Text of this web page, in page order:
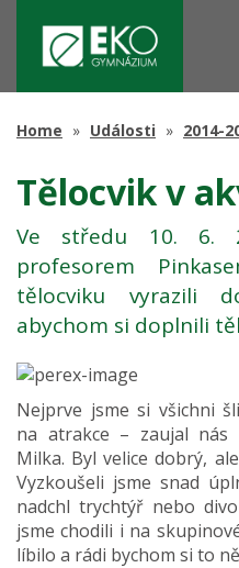
Home Události 2014-
Tělocvik v
Ve středu 10. 6.
profesorem
tělocviku vyrazili
abychom si doplnili
Nejprve jsme si všichni
na atrakce – zaujal nás
Milka. Byl velice dobrý,
Vyzkoušeli jsme snad
nadchl trychtýř nebo
jsme chodili i na
líbilo a rádi bychom si to